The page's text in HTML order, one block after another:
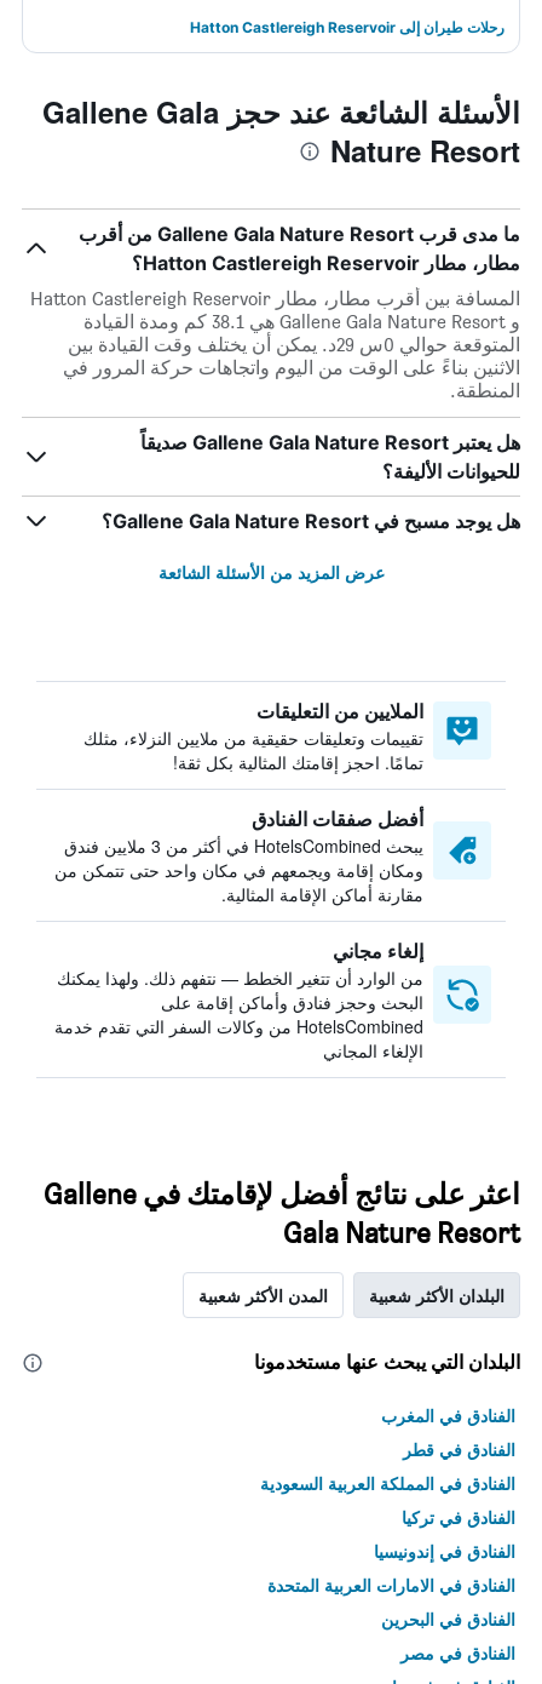
رحلات طيران إلى Hatton Castlereigh Reservoir
الأسئلة الشائعة عند حجز Gallene Gala
Nature Resort
ما مدى قرب Gallene Gala Nature Resort من أقرب
مطار، مطار Hatton Castlereigh Reservoir؟
المسافة بين أقرب مطار، مطار Hatton Castlereigh Reservoir
و Gallene Gala Nature Resort هي 38.1 كم ومدة القيادة
المتوقعة حوالي 0س 29د. يمكن أن يختلف وقت القيادة بين
الاثنين بناءً على الوقت من اليوم واتجاهات حركة المرور في
المنطقة.
هل يعتبر Gallene Gala Nature Resort صديقاً
للحيوانات الأليفة؟
هل يوجد مسبح في Gallene Gala Nature Resort؟
عرض المزيد من الأسئلة الشائعة
الملايين من التعليقات
تقييمات وتعليقات حقيقية من ملايين النزلاء، مثلك
تمامًا. احجز إقامتك المثالية بكل ثقة!
أفضل صفقات الفنادق
يبحث HotelsCombined في أكثر من 3 ملايين فندق
ومكان إقامة ويجمعهم في مكان واحد حتى تتمكن من
مقارنة أماكن الإقامة المثالية.
إلغاء مجاني
من الوارد أن تتغير الخطط — نتفهم ذلك. ولهذا يمكنك
البحث وحجز فنادق وأماكن إقامة على
HotelsCombined من وكالات السفر التي تقدم خدمة
الإلغاء المجاني
اعثر على نتائج أفضل لإقامتك في Gallene
Gala Nature Resort
البلدان الأكثر شعبية المدن الأكثر شعبية
البلدان التي يبحث عنها مستخدمونا
الفنادق في المغرب
الفنادق في قطر
الفنادق في المملكة العربية السعودية
الفنادق في تركيا
الفنادق في إندونيسيا
الفنادق في الامارات العربية المتحدة
الفنادق في البحرين
الفنادق في مصر